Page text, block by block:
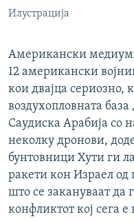
Илустрација
Американски
12 американски
кои двајца сериозно,
воздухопловната
Саудиска Арабија со
неколку дронови,
бунтовници Хути ги
ракети кон Израел од
што се закануваат да
конфликтот кој сега е